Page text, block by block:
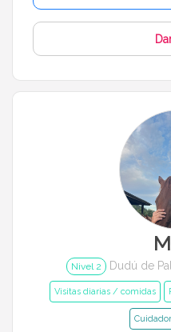
Nivel 2 Dudú de
Visitas diarias / comidas